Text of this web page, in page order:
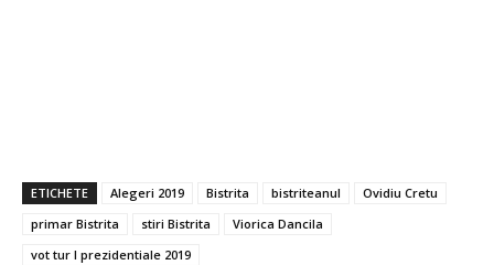
ETICHETE Alegeri 2019 Bistrita bistriteanul
Ovidiu Cretu
primar Bistrita
stiri Bistrita
Viorica Dancila
vot tur I prezidentiale 2019